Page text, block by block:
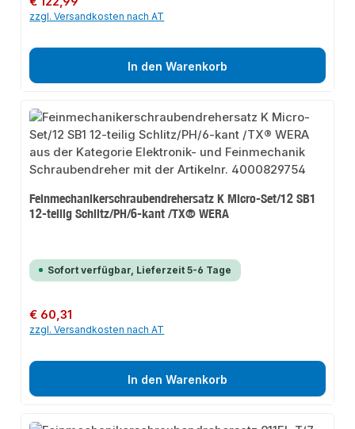
zzgl. Versandkosten nach AT
In den Warenkorb
Feinmechanikerschraubendrehersatz K Micro-Set/12 SB1
12-teilig Schlitz/PH/6-kant /TX® WERA
Sofort verfügbar, Lieferzeit 5-6 Tage
Regulärer Preis:
€ 60,31
zzgl. Versandkosten nach AT
In den Warenkorb